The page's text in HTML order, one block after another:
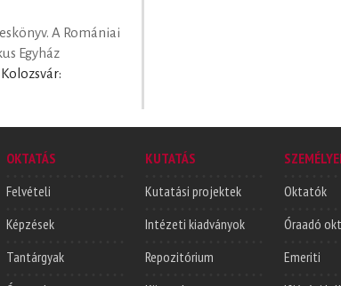
A Romániai
Egyház
Kolozsvár:
OKTATÁS
Felvételi
Képzések
Tantárgyak
KUTATÁS
Kutatási projektek
Intézeti kiadványok
Repozitórium
Oktatók
Óraadó
Emeriti